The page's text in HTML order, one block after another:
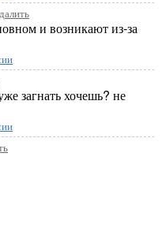
и возникают из-за
загнать хочешь? не